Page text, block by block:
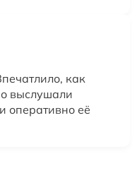
как
выслушали
оперативно её